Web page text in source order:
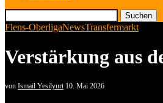
Suchen
Flens-OberligaNewsTransfermarkt
Verstärkung aus
von Ismail Yesilyurt 10. Mai 2026